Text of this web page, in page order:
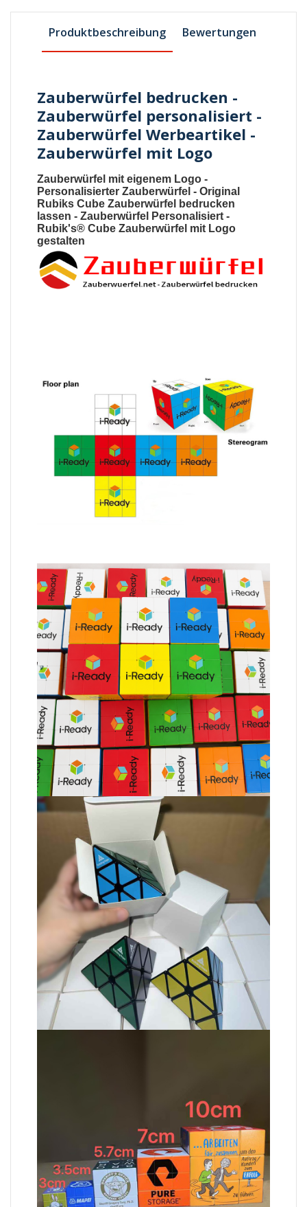
Produktbeschreibung Bewertungen
Zauberwürfel bedrucken -
Zauberwürfel personalisiert -
Zauberwürfel Werbeartikel -
Zauberwürfel mit Logo
Zauberwürfel mit eigenem Logo -
Personalisierter Zauberwürfel -Original
Rubiks Cube Zauberwürfel bedrucken
lassen -Zauberwürfel Personalisiert -
Rubik's® Cube Zauberwürfel mit Logo
gestalten